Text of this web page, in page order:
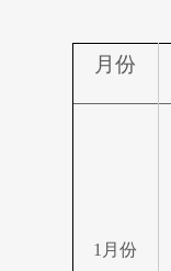
月份
1 月份